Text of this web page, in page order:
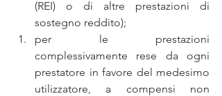
(REI) o di altre prestazioni di
sostegno reddito);
per le prestazioni
complessivamente rese da ogni
prestatore in favore del medesimo
utilizzatore, a compensi non